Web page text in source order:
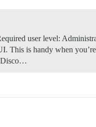
user level:
This is handy when
Disco…